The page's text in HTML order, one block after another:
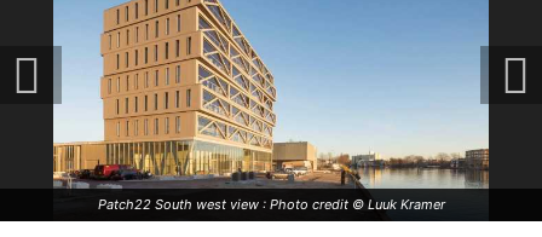
Patch22 South west view : Photo credit © Luuk Kramer